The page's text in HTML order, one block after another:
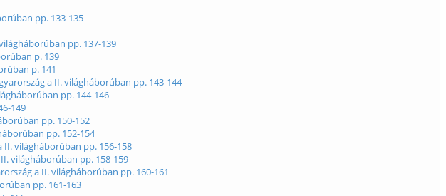
pp. 133-135
pp. 137-139
p. 139
p. 141
a II. világháborúban pp. 143-144
pp. 144-146
149
pp. 150-152
pp. 152-154
II. világháborúban pp. 156-158
világháborúban pp. 158-159
a II. világháborúban pp. 160-161
pp. 161-163